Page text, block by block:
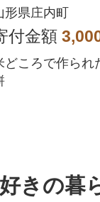
丸もち
形県庄内町
付金額
どころで作られ
きの暮